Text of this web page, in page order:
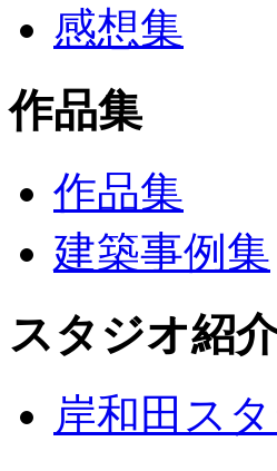
感想集
作品集
作品集
建築事例集
スタジオ紹
岸和田ス